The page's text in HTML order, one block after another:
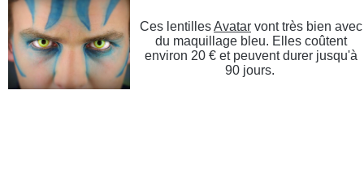
Ces lentillesAvatar vont très bien avec
du maquillage bleu. Elles coûtent
environ 20 € et peuvent durer jusqu'à
90 jours.